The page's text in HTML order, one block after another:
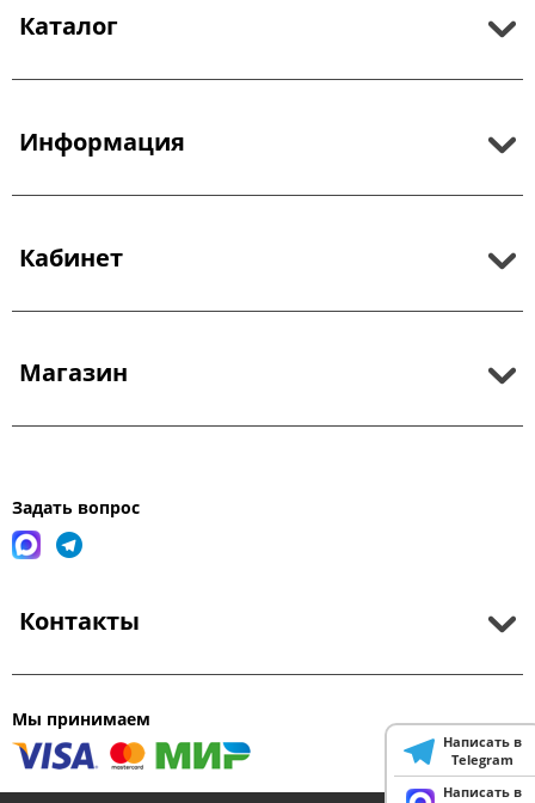
Каталог
Информация
Кабинет
Магазин
Задать вопрос
Контакты
Мы принимаем
Написать в
Telegram
Написать в